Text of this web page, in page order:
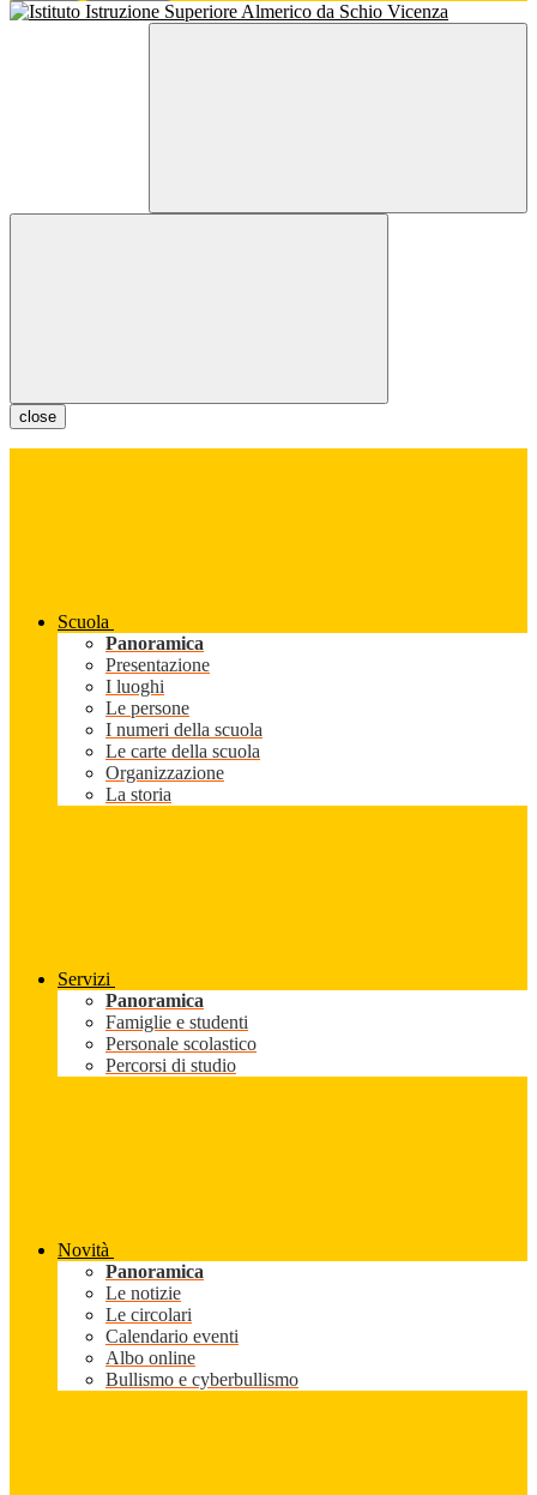
close
Scuola
Panoramica
Presentazione
I luoghi
Le persone
I numeri della scuola
Le carte della scuola
Organizzazione
La storia
Servizi
Panoramica
Famiglie e studenti
Personale scolastico
Percorsi di studio
Novità
Panoramica
Le notizie
Le circolari
Calendario eventi
Albo online
Bullismo e cyberbullismo